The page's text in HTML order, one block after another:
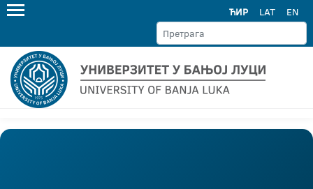
ЋИР LAT EN